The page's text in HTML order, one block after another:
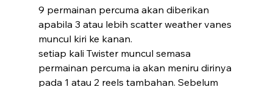
9 permainan percuma akan diberikan
apabila 3 atau lebih scatter weather vanes
muncul kiri ke kanan.
setiap kali Twister muncul semasa
permainan percuma ia akan meniru dirinya
pada 1 atau 2 reels tambahan. Sebelum